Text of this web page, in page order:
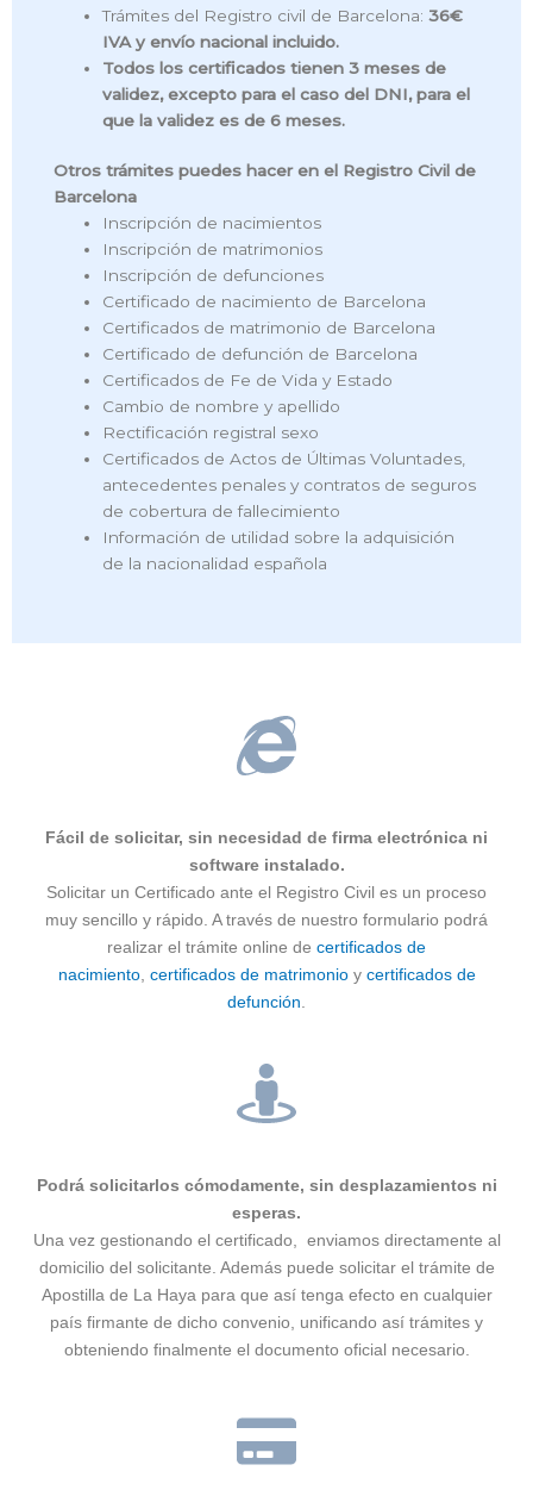
Trámites del Registro civil de Barcelona:36€
IVA y envío nacional incluido.
Todos los certificados tienen 3 meses de
validez, excepto para el caso del DNI, para el
que la validez es de 6 meses.
Otros trámites puedes hacer en el Registro Civil de
Barcelona
Inscripción de nacimientos
Inscripción de matrimonios
Inscripción de defunciones
Certificado de nacimiento de Barcelona
Certificados de matrimonio de Barcelona
Certificado de defunción de Barcelona
Certificados de Fe de Vida y Estado
Cambio de nombre y apellido
Rectificación registral sexo
Certificados de Actos de Últimas Voluntades,
antecedentes penales y contratos de seguros
de cobertura de fallecimiento
Información de utilidad sobre la adquisición
de la nacionalidad española
Fácil de solicitar, sin necesidad de firma electrónica ni
software instalado.
Solicitar un Certificado ante el Registro Civil es un proceso
muy sencillo y rápido. A través de nuestro formulario podrá
realizar el trámite online de certificados de
nacimiento, certificados de matrimonioy certificados de
defunción
Podrá solicitarlos cómodamente, sin desplazamientos ni
esperas.
Una vez gestionando el certificado, enviamos directamente al
domicilio del solicitante. Además puede solicitar el trámite de
Apostilla de La Haya para que así tenga efecto en cualquier
país firmante de dicho convenio, unificando así trámites y
obteniendo finalmente el documento oficial necesario.